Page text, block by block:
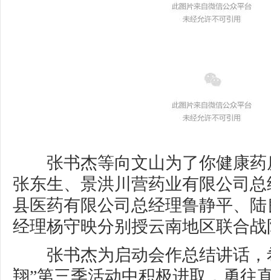
张书杰等向文山为了你健康药
张东生、景洪川营药业有限公司
县医药有限公司总经理鲁静平、
经理杨守映分别授云南地区联合
张书杰为启动会作总结讲话，
翔”第三季活动中积极进取，勇往